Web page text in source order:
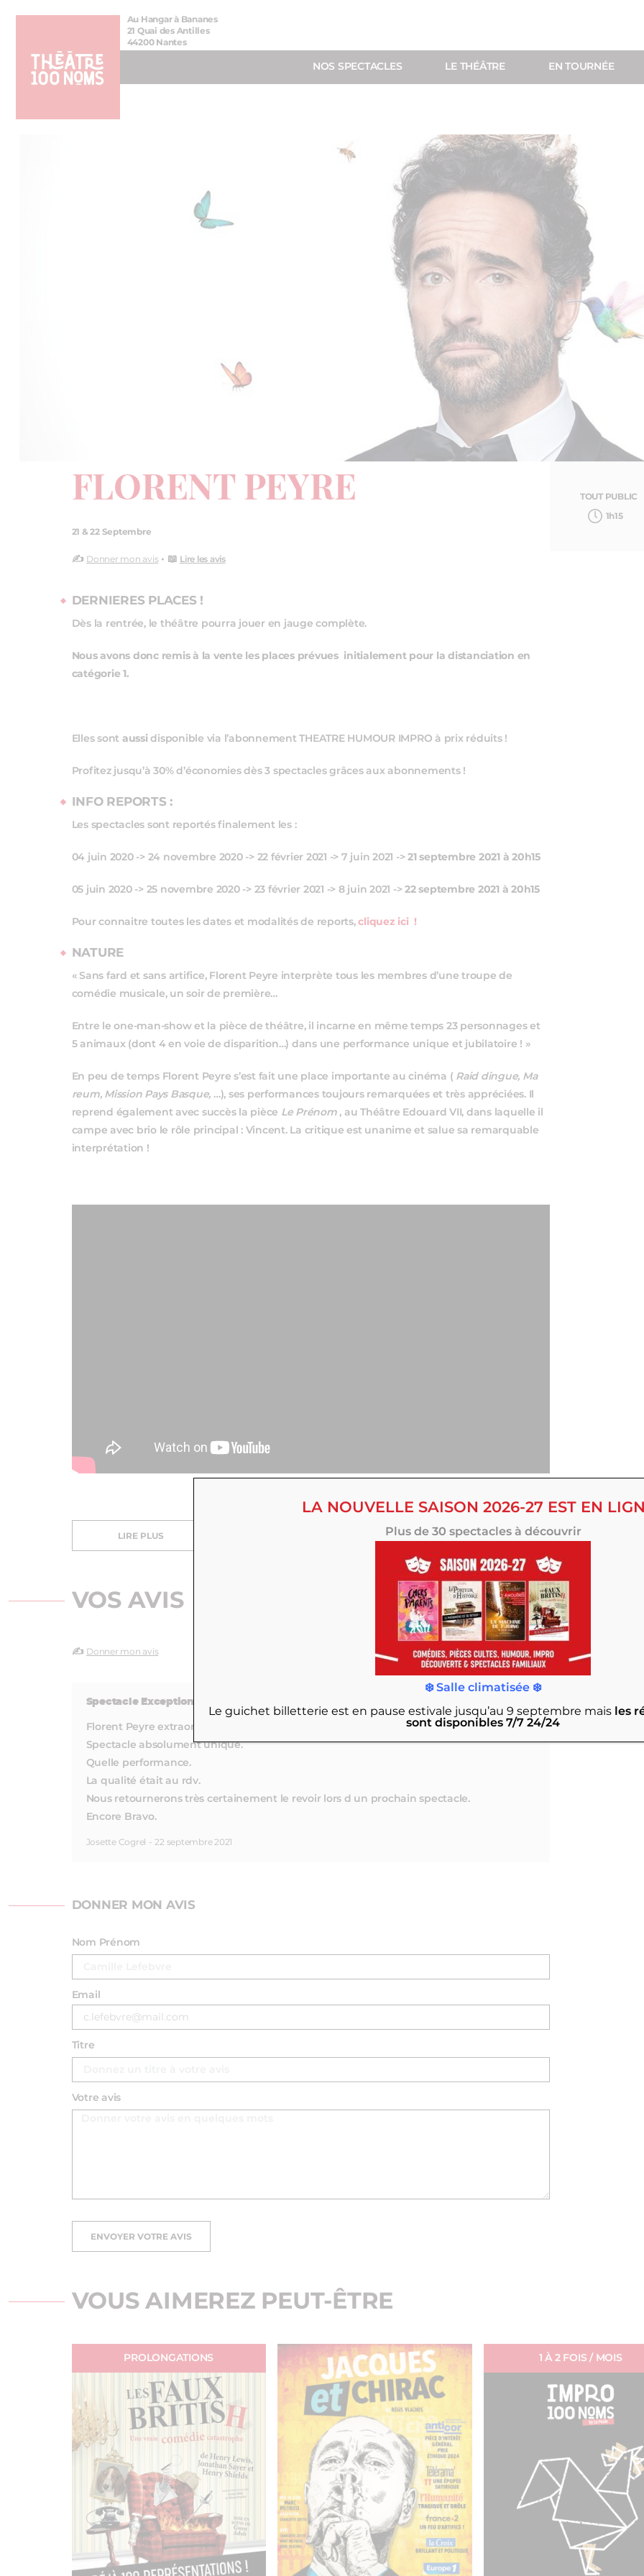
Aller
Aller au
Au Hangar à Bananes
21 Quai des Antilles
44200 Nantes
NOS SPECTACLES LE THÉÂTRE EN TOURNÉE
FLORENT PEYRE
21 & 22 Septembre
✍️ Donner mon avis• 📖 Lire les avis
DERNIERES PLACES !
Dès la rentrée, le théâtre pourra jouer en jauge complète.
Nous avons donc remis à la vente les places prévues initialement pour la distanciation en
catégorie 1.
Elles sont aussi disponible via l’abonnement THEATRE HUMOUR IMPRO à prix réduits !
Profitez jusqu’à 30% d’économies dès 3 spectacles grâces aux abonnements !
INFO REPORTS :
Les spectacles sont reportés finalement les :
04 juin 2020 -> 24 novembre 2020 -> 22 février 2021 -> 7 juin 2021 -> 21 septembre 2021 à 20h15
05 juin 2020 -> 25 novembre 2020 -> 23 février 2021 -> 8 juin 2021 -> 22 septembre 2021 à 20h15
Pour connaitre toutes les dates et modalités de reports,cliquez ici !
NATURE
« Sans fard et sans artifice, Florent Peyre interprète tous les membres d’une troupe de
comédie musicale, un soir de première…
Entre le one-man-show et la pièce de théâtre, il incarne en même temps 23 personnages et
5 animaux (dont 4 en voie de disparition…) dans une performance unique et jubilatoire ! »
En peu de temps Florent Peyre s’est fait une place importante au cinéma ( Raid dingue, Ma
reum, Mission Pays Basque, …), ses performances toujours remarquées et très appréciées. Il
reprend également avec succès la pièce Le Prénom, au Théâtre Edouard VII, dans laquelle il
campe avec brio le rôle principal : Vincent. La critique est unanime et salue sa remarquable
interprétation !
LIRE PLUS
VOS AVIS
✍️ Donner mon avis
Spectacle Exceptionnel
Florent Peyre extraordinaire.
Spectacle absolument unique.
Quelle performance.
La qualité était au rdv.
Nous retournerons très certainement le revoir lors d un prochain spectacle.
Encore Bravo.
Josette Cogrel - 22 septembre 2021
DONNER MON AVIS
Nom Prénom
Email
Titre
Votre avis
ENVOYER VOTRE AVIS
TOUT PUBLIC
1h15
VOUS AIMEREZ PEUT-ÊTRE
PROLONGATIONS 1 À 2 FOIS / MOIS
LA NOUVELLE SAISON 2026-27 EST EN
Plus de 30 spectacles à découvrir
❄️ Salle climatisée ❄️
Le guichet billetterie est en pause estivale jusqu’au 9 septembre maisles
sont disponibles 7/7 24/24